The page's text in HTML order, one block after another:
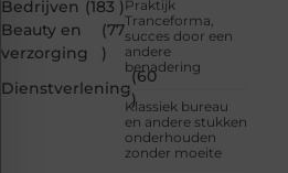
Bedrijven (183 )
Beauty en
verzorging
(77
)
Dienstverlening
(60
)
Praktijk
Tranceforma,
succes door een
andere
benadering
Klassiek bureau
en andere stukken
onderhouden
zonder moeite